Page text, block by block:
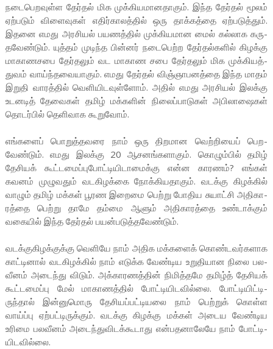
நடை­பெ­ற­வுள்ள தேர்தல் மிக முக்­கி­ய­மா­ன­தாகும். இந்த தேர்தல் மூலம்
ஏற்­படும் விளை­வுகள் எதிர்­கா­லத்தில் ஒரு தாக்­கத்தை ஏற்­ப­டுத்தும்.
இதனை எமது அர­சியல் பய­ணத்தில் முக்­கி­ய­மான மைல் கல்­லாக கரு­
த­வேண்டும். யுத்தம் முடிந்த பின்னர் நடை­பெற்ற தேர்­தல்­களில் கிழக்கு
மாகா­ண­சபை தேர்­தலும் வட மாகாண சபை தேர்­தலும் மிக முக்­கி­யத்­
துவம் வாய்ந்­த­வை­யாகும். எமது தேர்தல் விஞ்­ஞா­ப­னத்தை இந்த மாதம்
இறுதி வாரத்தில் வெளி­யி­ட­வுள்ளோம். அதில் எமது அர­சியல் இலக்கு
உட­னடித் தேவைகள் தமிழ் மக்­களின் நிலைப்­பா­டுகள் அபி­லா­ஷைகள்
தொடர்பில் தெளி­வாக கூறுவோம்.
எங்­களைப் பொறுத்­த­வரை நாம் ஒரு திற­மான வெற்­றியைப் பெற­
வேண்டும். எமது இலக்கு 20 ஆச­னங்­க­ளாகும். கொழும்பில் தமிழ்
தேசியக் கூட்­ட­மைப்புபோட்டியிடாமைக்கு என்ன காரணம்? எங்கள்
கவனம் முழு­வதும் வட­கி­ழக்கை நோக்­கி­யதாகும். வடக்கு கிழக்கில்
வாழும் தமிழ் மக்கள் பூரண இறைமை பெற்று போதிய சுயாட்சி அதி­கா­
ரத்தை பெற்று தாமே தம்மை ஆளும் அதி­கா­ரத்தை உண்­டாக்கும்
வகையில் இந்த தேர்தல் பயன்படுத்தவேண்டும்.
வடக்கு­கி­ழக்­குக்கு வெளியே நாம் அதிக மக்­களைக் கொண்­ட­வர்­க­ளாக
காட்­டினால் வட­கி­ழக்கில் நாம் எடுக்க வேண்­டிய உறு­தி­யான நிலை பல­
வீனம் அடைந்து விடும். அக்­கா­ர­ணத்தின் நிமித்­தமே தமிழ்த் தேசியக்
கூட்டமைப்பு மேல் மாகா­ணத்தில் போட்­டி­யி­ட­வில்லை. போட்­டி­யிட்­டி­
ருந்தால் இன்­னு­மொரு தேசி­யப்­பட்­டி­யலை நாம் பெற்றுக் கொள்ள
வாய்ப்பு ஏற்­பட்­டி­ருக்கும். வடக்கு ­கி­ழக்கு மக்கள் அடைய வேண்­டிய
உரிமை பல­வீனம் அடைந்­து­வி­டக்­கூ­டாது என்­ப­த­னா­லேயே நாம் போட்­டி­
யி­ட­வில்லை.